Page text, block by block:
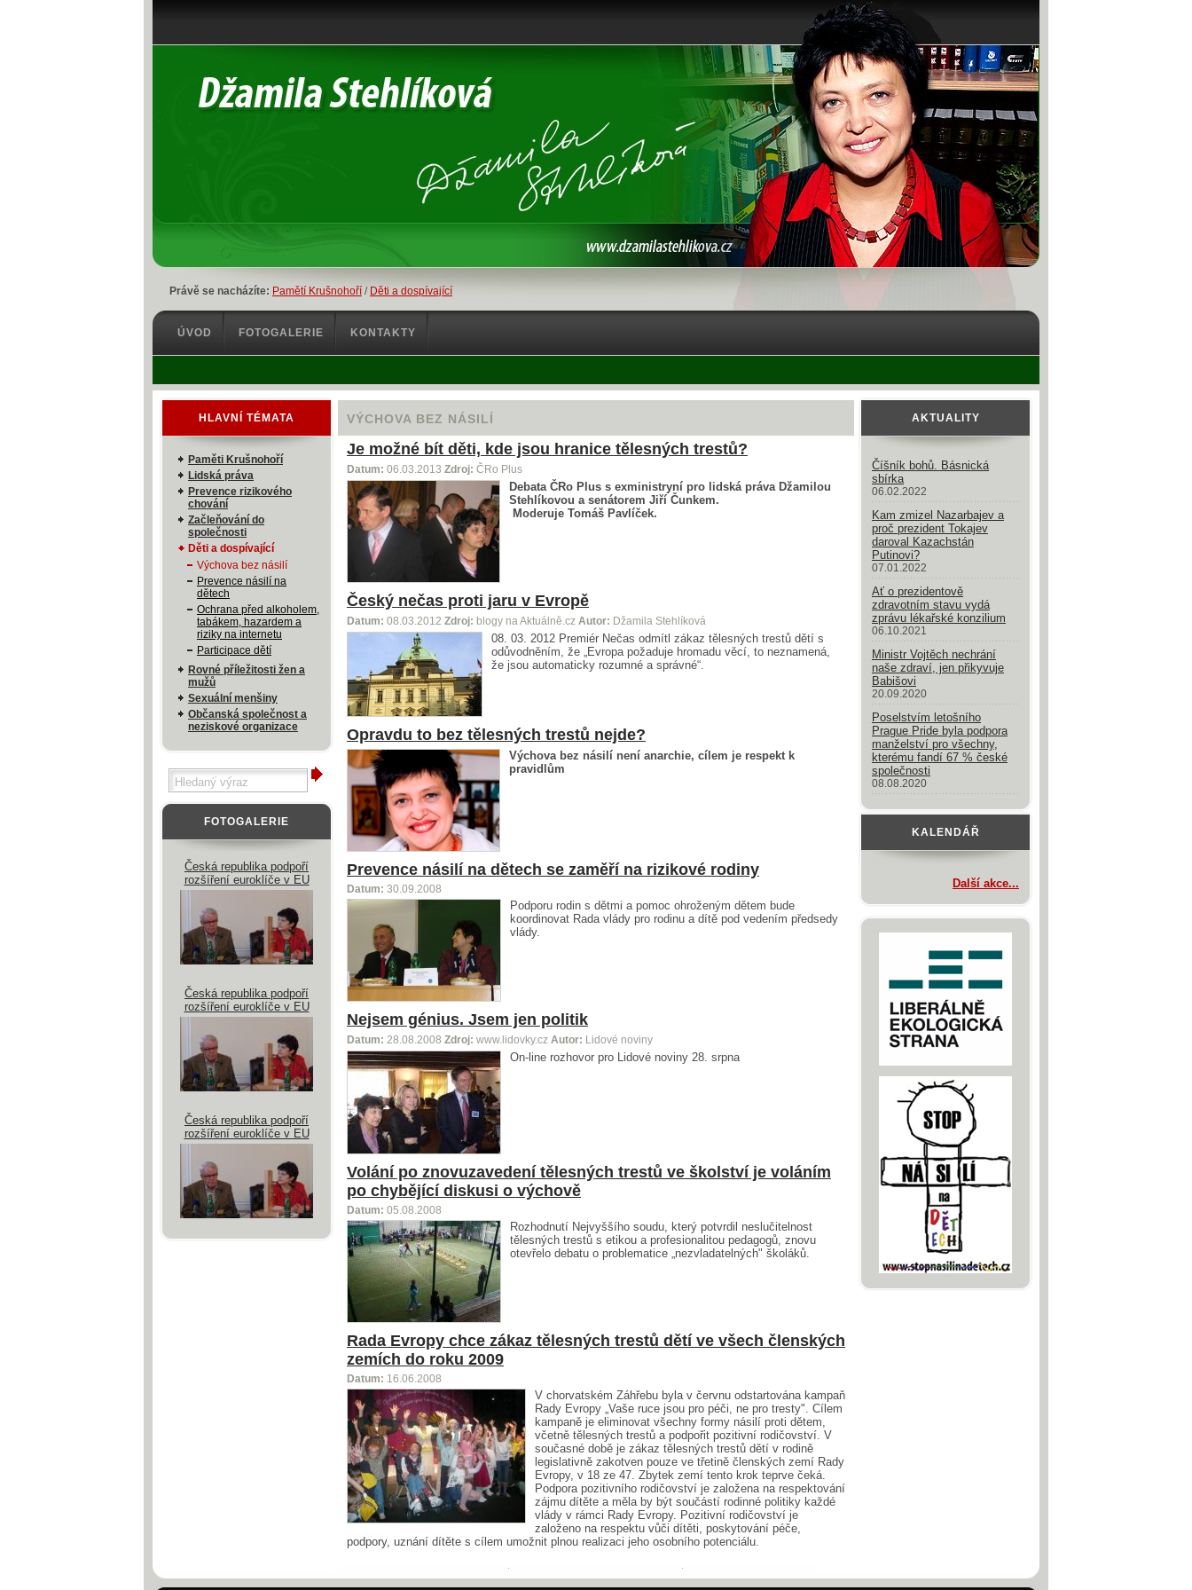
Právě se nacházíte: Pamětí Krušnohoří / Děti a dospívající
VÝCHOVA BEZ NÁSILÍ
Je možné bít děti, kde jsou hranice tělesných trestů?
Datum: 06.03.2013 Zdroj: ČRo Plus
Debata ČRo Plus s exministryní pro lidská práva Džamilou
Stehlíkovou a senátorem Jiří Čunkem.
Moderuje Tomáš Pavlíček.
Český nečas proti jaru v Evropě
Datum: 08.03.2012 Zdroj: blogy na Aktuálně.cz Autor: Džamila Stehlíková
08. 03. 2012 Premiér Nečas odmítl zákaz tělesných trestů dětí s
odůvodněním, že „Evropa požaduje hromadu věcí, to neznamená,
že jsou automaticky rozumné a správné“.
Opravdu to bez tělesných trestů nejde?
Výchova bez násilí není anarchie, cílem je respekt k
pravidlům
Prevence násilí na dětech se zaměří na rizikové rodiny
Datum: 30.09.2008
Podporu rodin s dětmi a pomoc ohroženým dětem bude
koordinovat Rada vlády pro rodinu a dítě pod vedením předsedy
vlády.
Nejsem génius. Jsem jen politik
Datum: 28.08.2008 Zdroj: www.lidovky.cz Autor: Lidové noviny
On-line rozhovor pro Lidové noviny 28. srpna
Volání po znovuzavedení tělesných trestů ve školství je voláním
po chybějící diskusi o výchově
Datum: 05.08.2008
Rozhodnutí Nejvyššího soudu, který potvrdil neslučitelnost
tělesných trestů s etikou a profesionalitou pedagogů, znovu
otevřelo debatu o problematice „nezvladatelných" školáků.
Rada Evropy chce zákaz tělesných trestů dětí ve všech členských
zemích do roku 2009
Datum: 16.06.2008
V chorvatském Záhřebu byla v červnu odstartována kampaň
Rady Evropy „Vaše ruce jsou pro péči, ne pro tresty". Cílem
kampaně je eliminovat všechny formy násilí proti dětem,
včetně tělesných trestů a podpořit pozitivní rodičovství. V
současné době je zákaz tělesných trestů dětí v rodině
legislativně zakotven pouze ve třetině členských zemí Rady
Evropy, v 18 ze 47. Zbytek zemí tento krok teprve čeká.
Podpora pozitivního rodičovství je založena na respektování
zájmu dítěte a měla by být součástí rodinné politiky každé
vlády v rámci Rady Evropy. Pozitivní rodičovství je
založeno na respektu vůči dítěti, poskytování péče,
podpory, uznání dítěte s cílem umožnit plnou realizaci jeho osobního potenciálu.
HLAVNÍ TÉMATA
Paměti Krušnohoří
Lidská práva
Prevence rizikového
chování
Začleňování do
společnosti
Děti a dospívající
Výchova bez násilí
Prevence násilí na
dětech
Ochrana před alkoholem,
tabákem, hazardem a
riziky na internetu
Participace dětí
Rovné příležitosti žen a
mužů
Sexuální menšiny
Občanská společnost a
neziskové organizace
FOTOGALERIE
Česká republika podpoří
rozšíření euroklíče v EU
Česká republika podpoří
rozšíření euroklíče v EU
Česká republika podpoří
rozšíření euroklíče v EU
AKTUALITY
Číšník bohů. Básnická
sbírka
06.02.2022
Kam zmizel Nazarbajev a
proč prezident Tokajev
daroval Kazachstán
Putinovi?
07.01.2022
Ať o prezidentově
zdravotním stavu vydá
zprávu lékařské konzilium
06.10.2021
Ministr Vojtěch nechrání
naše zdraví, jen přikyvuje
Babišovi
20.09.2020
Poselstvím letošního
Prague Pride byla podpora
manželství pro všechny,
kterému fandí 67 % české
společnosti
08.08.2020
KALENDÁŘ
Další akce...
ÚVOD FOTOGALERIE KONTAKTY